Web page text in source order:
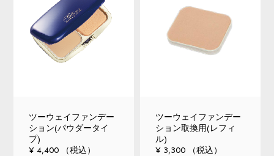
ツーウェイファンデー
ション(パウダータイ
プ)
¥ 4,400 （税込）
ツーウェイファンデー
ション取換用(レフィ
ル)
¥ 3,300 （税込）